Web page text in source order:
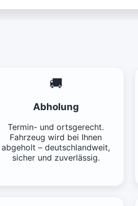
🚚
Abholung
Termin- und ortsgerecht.
Fahrzeug wird bei Ihnen
abgeholt – deutschlandweit,
sicher und zuverlässig.